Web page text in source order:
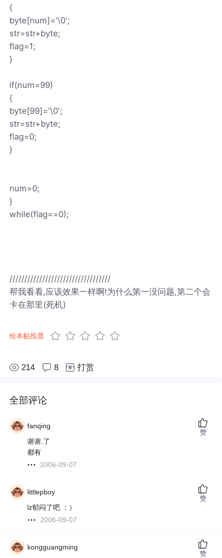
{
byte[num]='\0';
str=str+byte;
flag=1;
}
if(num=99)
{
byte[99]='\0';
str=str+byte;
flag=0;
}
num=0;
}
while(flag==0);
//////////////////////////////////
帮我看看,应该效果一样啊!为什么第一没问题,第二个会
卡在那里(死机)
给本帖投票
214 8 打赏
全部评论
fanqing
谢谢.了
都有
2006-09-07
赞
littlepboy
lz郁闷了吧 ：）
2006-09-07
赞
kongguangming
赞